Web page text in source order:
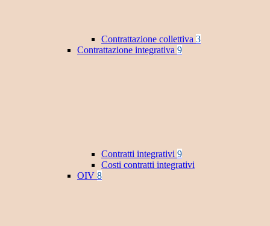
Contrattazione collettiva 3
Contrattazione integrativa 9
Contratti integrativi 9
Costi contratti integrativi
OIV 8